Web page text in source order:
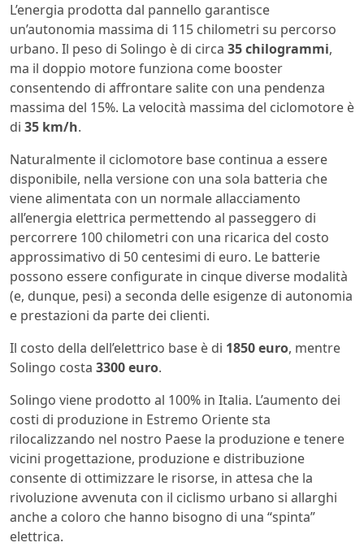
L’energia prodotta dal pannello garantisce
un’autonomia massima di 115 chilometri su percorso
urbano. Il peso di Solingo è di circa 35 chilogrammi,
ma il doppio motore funziona come booster
consentendo di affrontare salite con una pendenza
massima del 15%. La velocità massima del ciclomotore è
di 35 km/h.
Naturalmente il ciclomotore base continua a essere
disponibile, nella versione con una sola batteria che
viene alimentata con un normale allacciamento
all’energia elettrica permettendo al passeggero di
percorrere 100 chilometri con una ricarica del costo
approssimativo di 50 centesimi di euro. Le batterie
possono essere configurate in cinque diverse modalità
(e, dunque, pesi) a seconda delle esigenze di autonomia
e prestazioni da parte dei clienti.
Il costo della dell’elettrico base è di 1850 euro, mentre
Solingo costa 3300 euro.
Solingo viene prodotto al 100% in Italia. L’aumento dei
costi di produzione in Estremo Oriente sta
rilocalizzando nel nostro Paese la produzione e tenere
vicini progettazione, produzione e distribuzione
consente di ottimizzare le risorse, in attesa che la
rivoluzione avvenuta con il ciclismo urbano si allarghi
anche a coloro che hanno bisogno di una “spinta”
elettrica.